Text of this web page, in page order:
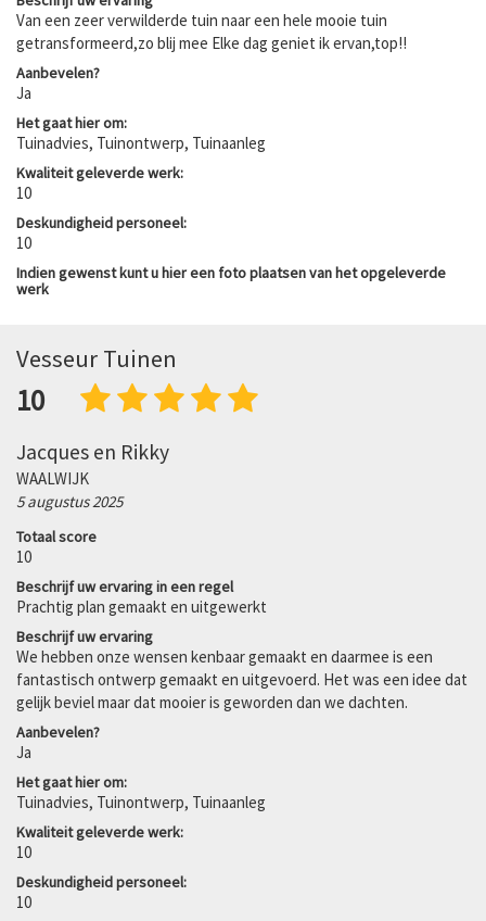
Van een zeer verwilderde tuin naar een hele mooie tuin
getransformeerd,zo blij mee Elke dag geniet ik ervan,top!!
Aanbevelen?
Ja
Het gaat hier om:
Tuinadvies, Tuinontwerp, Tuinaanleg
Kwaliteit geleverde werk:
10
Deskundigheid personeel:
10
Indien gewenst kunt u hier een foto plaatsen van het opgeleverde
werk
Vesseur Tuinen
10
Jacques en Rikky
WAALWIJK
5 augustus 2025
Totaal score
10
Beschrijf uw ervaring in een regel
Prachtig plan gemaakt en uitgewerkt
Beschrijf uw ervaring
We hebben onze wensen kenbaar gemaakt en daarmee is een
fantastisch ontwerp gemaakt en uitgevoerd. Het was een idee dat
gelijk beviel maar dat mooier is geworden dan we dachten.
Aanbevelen?
Ja
Het gaat hier om:
Tuinadvies, Tuinontwerp, Tuinaanleg
Kwaliteit geleverde werk:
10
Deskundigheid personeel:
10